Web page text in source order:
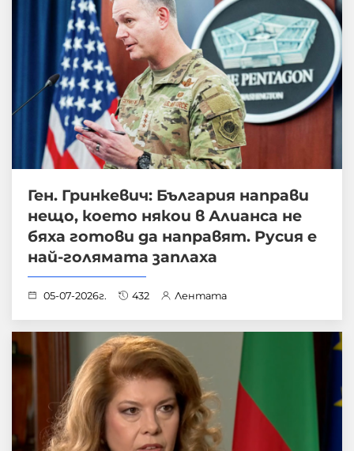
Ген. Гринкевич: България направи
нещо, което някои в Алианса не
бяха готови да направят. Русия е
най-голямата заплаха
05-07-2026г. 432 Лентата